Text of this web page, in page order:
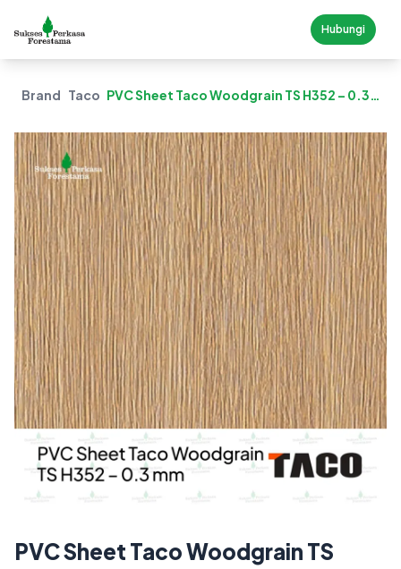
Hubungi
Brand Taco PVC Sheet Taco Woodgrain TS H352 – 0.3
PVC Sheet Taco Woodgrain TS